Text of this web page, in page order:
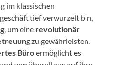
im klassischen
tief verwurzelt bin,
, um eine revolutionär
zu gewährleisten.
Büroermöglicht es